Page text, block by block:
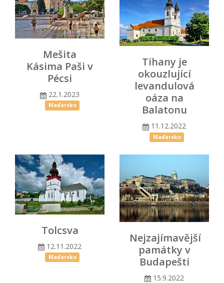
Mešita
Kásima Paši v
Pécsi
22.1.2023
Maďarsko
Tihany je
okouzlující
levandulová
oáza na
Balatonu
11.12.2022
Maďarsko
Tolcsva
12.11.2022
Maďarsko
Nejzajímavější
památky v
Budapešti
15.9.2022